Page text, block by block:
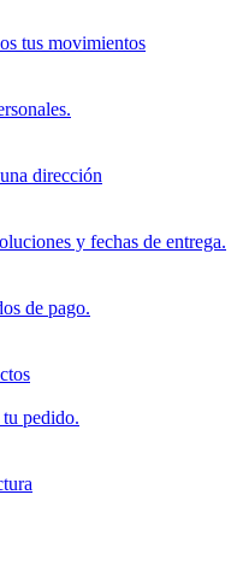
tus movimientos
dirección
y fechas de entrega.
de pago.
tu pedido.